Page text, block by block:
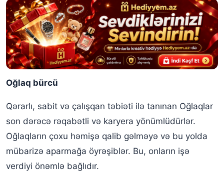
Oğlaq bürcü
Qərarlı, sabit və çalışqan təbiəti ilə tanınan Oğlaqlar
son dərəcə rəqabətli və karyera yönümlüdürlər.
Oğlaqların çoxu həmişə qalib gəlməyə və bu yolda
mübarizə aparmağa öyrəşiblər. Bu, onların işə
verdiyi önəmlə bağlıdır.